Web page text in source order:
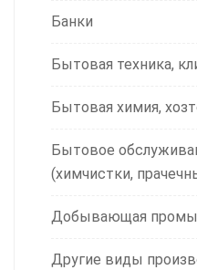
Банки
Бытовая техника,
Бытовая химия,
Бытовое
(химчистки,
Добывающая
Другие виды